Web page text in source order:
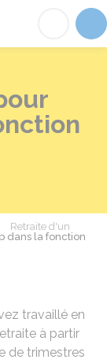
du-
Retraite d'un
dans la fonction
travaillé en
à partir
de trimestres